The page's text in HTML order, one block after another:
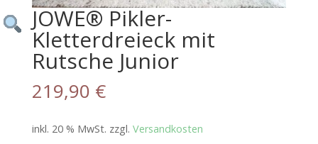
JOWE® Pikler-
Kletterdreieck mit
Rutsche Junior
219,90 €
inkl. 20 % MwSt. zzgl. Versandkosten